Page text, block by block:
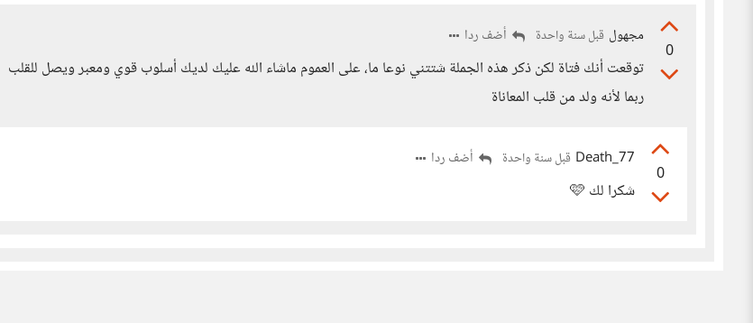
0
مجهول قبل سنة واحدة أضف ردا
توقعت أنك فتاة لكن ذكر هذه الجملة شتتني نوعا ما، على العموم ماشاء الله عليك لديك أسلوب قوي ومعبر ويصل للقلب
ربما لأنه ولد من قلب المعاناة
0
Death_77 قبل سنة واحدة أضف ردا
شكرا لك 🩷